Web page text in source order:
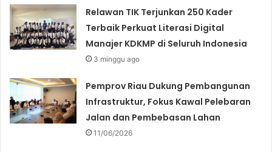
Relawan TIK Terjunkan 250 Kader
Terbaik Perkuat Literasi Digital
Manajer KDKMP di Seluruh Indonesia
3 minggu ago
Pemprov Riau Dukung Pembangunan
Infrastruktur, Fokus Kawal Pelebaran
Jalan dan Pembebasan Lahan
11/06/2026